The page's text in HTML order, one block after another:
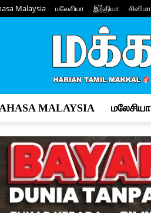
Malaysia மலேசியா இந்தியா சினிமா
MALAYSIA மலேசியா